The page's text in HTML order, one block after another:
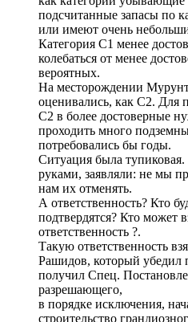
подсчитанные запасы по
или имеют очень
Категория С1 менее
колебаться от менее
вероятных.
На месторождении
оценивались, как С2. Для
С2 в более достоверные
проходить много
потребовались бы годы.
Ситуация была
руками, заявляли: не мы
нам их отменять.
А ответственность? Кто
подтвердятся? Кто может
ответственность ?.
Такую ответственность
Рашидов, который убедил
получил Спец.
разрешающего,
в порядке исключения,
строительство